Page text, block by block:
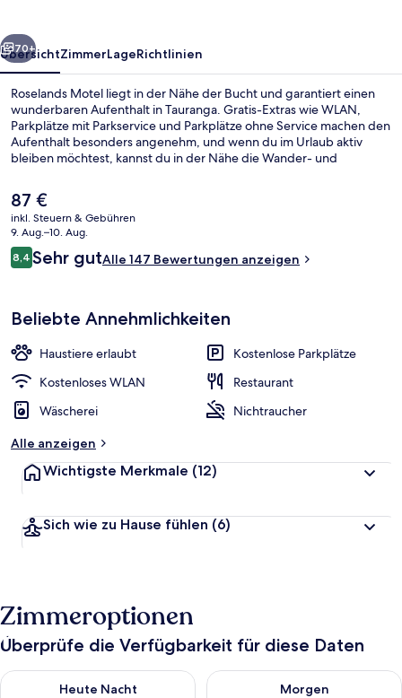
Weiter
70+
ÜbersichtZimmerLageRichtlinien
Roselands Motel liegt in der Nähe der Bucht und garantiert einen
wunderbaren Aufenthalt in Tauranga. Gratis-Extras wie WLAN,
Parkplätze mit Parkservice und Parkplätze ohne Service machen den
Aufenthalt besonders angenehm, und wenn du im Urlaub aktiv
bleiben möchtest, kannst du in der Nähe die Wander- und
kannst dich auf eine Terrasse und einen Garten freuen. Die Zimmer
sind mit Kühlschränken und Mikrowellen versehen. Andere
Reisende mögen den allgemeinen Zustand der Unterkunft.
Der
aktuelle
Preis
beträgt
87 €.
87 €
inkl. Steuern & Gebühren
9. Aug.–10. Aug.
Bewertungen
8,48,4 von 10.
Sehr gutAlle 147 Bewertungen anzeigen
Beliebte Annehmlichkeiten
Haustiere erlaubt
Kostenlose Parkplätze
Kostenloses WLAN
Restaurant
Wäscherei
Nichtraucher
Alle anzeigen
Wichtigste Merkmale (12)
Sich wie zu Hause fühlen (6)
Zimmeroptionen
Überprüfe die Verfügbarkeit für diese Daten
Heute Nacht
Überprüfe die Verfügbarkeit für heute Nacht, Aug. 7 - Aug. 8.
Morgen
Überprüfe die Verfügbarkeit